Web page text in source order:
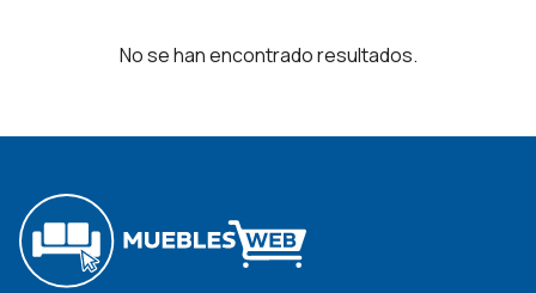
No se han encontrado resultados.